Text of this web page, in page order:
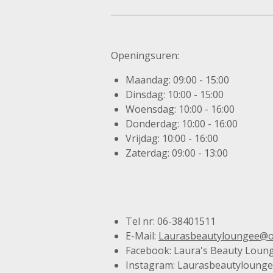
Openingsuren:
Maandag: 09:00 - 15:00
Dinsdag: 10:00 - 15:00
Woensdag: 10:00 - 16:00
Donderdag: 10:00 - 16:00
Vrijdag: 10:00 - 16:00
Zaterdag: 09:00 - 13:00
Tel nr: 06-38401511
E-Mail:
Facebook: Laura's Beauty
Instagram: